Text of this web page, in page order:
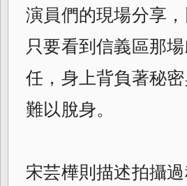
演員們的現場分享
只要看到信義區那
任，身上背負著秘
難以脫身。
宋芸樺則描述拍攝